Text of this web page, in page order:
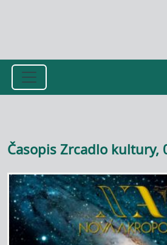
Přejít k hlavnímu obsahu
Časopis Zrcadlo kultury,